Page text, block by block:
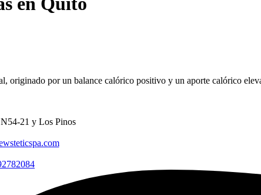
originado por un balance calórico positivo y un aporte calórico
21 y Los Pinos